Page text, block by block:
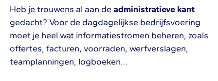
Heb je trouwens al aan de administratieve kant
gedacht? Voor de dagdagelijkse bedrijfsvoering
moet je heel wat informatiestromen beheren, zoals
offertes, facturen, voorraden, werfverslagen,
teamplanningen, logboeken…